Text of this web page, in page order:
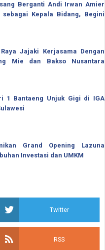
Berganti Andi Irwan Amier
Kepala Bidang, Begini
Jajaki Kerjasama Dengan
Mie dan Bakso Nusantara
1 Bantaeng Unjuk Gigi di IGA
Grand Opening Lazuna
Investasi dan UMKM
Twitter
RSS